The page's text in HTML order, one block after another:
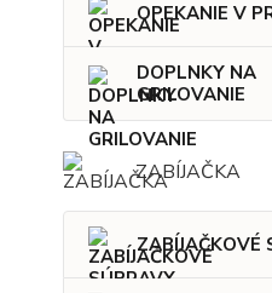
OPEKANIE V
DOPLNKY NA
GRILOVANIE
ZABÍJAČKA
ZABÍJAČKOVÉ